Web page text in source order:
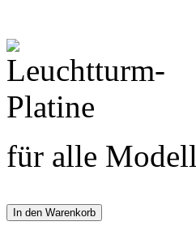
für alle
In den Warenkorb